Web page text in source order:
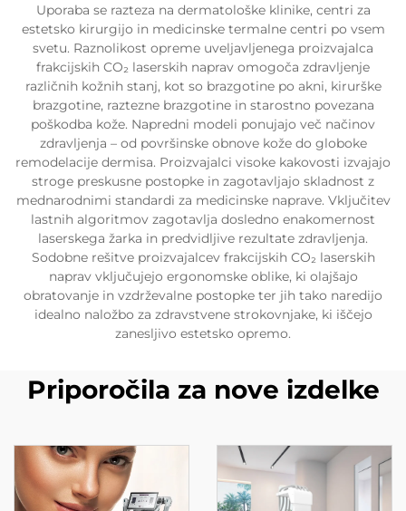
Uporaba se razteza na dermatološke klinike, centri za
estetsko kirurgijo in medicinske termalne centri po vsem
svetu. Raznolikost opreme uveljavljenega proizvajalca
frakcijskih CO₂ laserskih naprav omogoča zdravljenje
različnih kožnih stanj, kot so brazgotine po akni, kirurške
brazgotine, raztezne brazgotine in starostno povezana
poškodba kože. Napredni modeli ponujajo več načinov
zdravljenja – od površinske obnove kože do globoke
remodelacije dermisа. Proizvajalci visoke kakovosti izvajajo
stroge preskusne postopke in zagotavljajo skladnost z
mednarodnimi standardi za medicinske naprave. Vključitev
lastnih algoritmov zagotavlja dosledno enakomernost
laserskega žarka in predvidljive rezultate zdravljenja.
Sodobne rešitve proizvajalcev frakcijskih CO₂ laserskih
naprav vključujejo ergonomske oblike, ki olajšajo
obratovanje in vzdrževalne postopke ter jih tako naredijo
idealno naložbo za zdravstvene strokovnjake, ki iščejo
zanesljivo estetsko opremo.
Priporočila za nove izdelke